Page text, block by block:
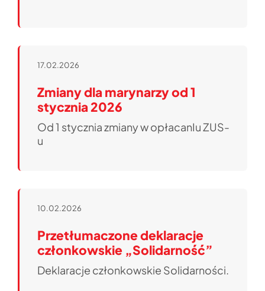
17.02.2026
Zmiany dla marynarzy od 1
stycznia 2026
Od 1 stycznia zmiany w opłacanIu ZUS-
u
10.02.2026
Przetłumaczone deklaracje
członkowskie „Solidarność”
Deklaracje członkowskie Solidarności.